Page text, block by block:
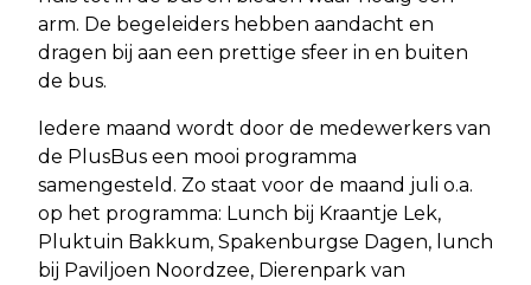
arm. De begeleiders hebben aandacht en
dragen bij aan een prettige sfeer in en buiten
de bus.
Iedere maand wordt door de medewerkers van
de PlusBus een mooi programma
samengesteld. Zo staat voor de maand juli o.a.
op het programma: Lunch bij Kraantje Lek,
Pluktuin Bakkum, Spakenburgse Dagen, lunch
bij Paviljoen Noordzee, Dierenpark van